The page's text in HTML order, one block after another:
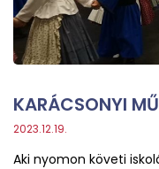
KARÁCSONYI
2023.12.19.
Aki nyomon követi